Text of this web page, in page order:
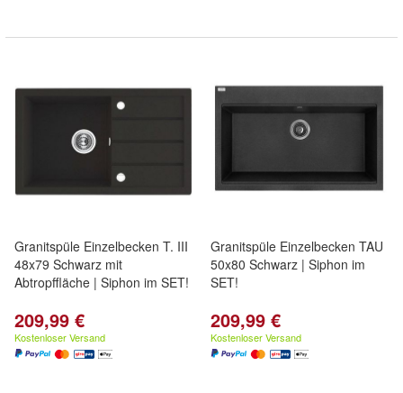
Granitspüle Einzelbecken T. III
48x79 Schwarz mit
Abtropffläche | Siphon im SET!
209,99 €
Kostenloser Versand
Granitspüle Einzelbecken TAU
50x80 Schwarz | Siphon im
SET!
209,99 €
Kostenloser Versand